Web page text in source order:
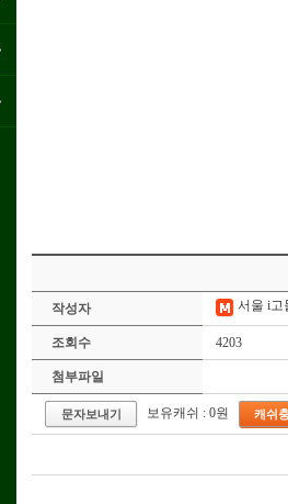
작성자 서울i고
조회수 4203
첨부파일
문자보내기 보유캐쉬 : 0원 캐쉬